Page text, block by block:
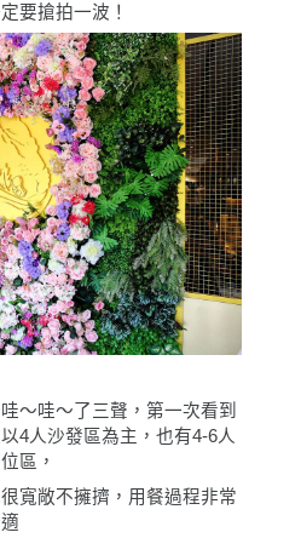
要搶拍一波！
〜哇〜了三聲，第一次看到
4人沙發區為主，也有4-6人
區，
寬敞不擁擠，用餐過程非常